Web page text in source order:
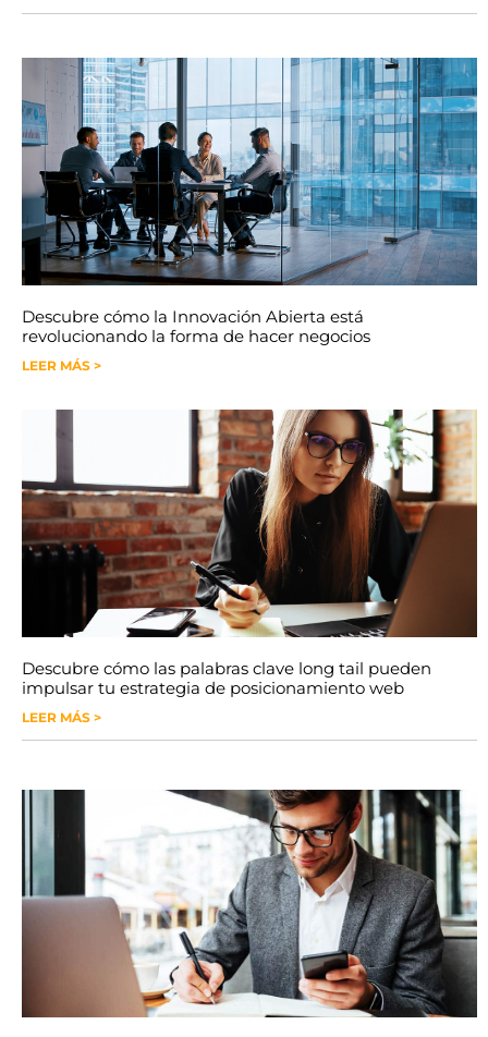
Descubre cómo la Innovación Abierta está
revolucionando la forma de hacer negocios
LEER MÁS >
Descubre cómo las palabras clave long tail pueden
impulsar tu estrategia de posicionamiento web
LEER MÁS >